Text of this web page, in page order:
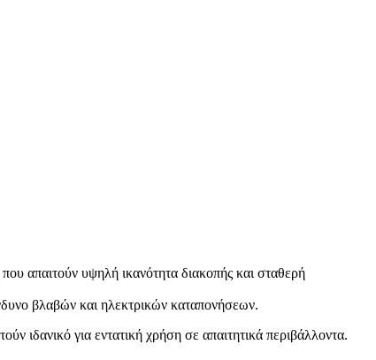
που απαιτούν υψηλή ικανότητα διακοπής και σταθερή
βλαβών και ηλεκτρικών καταπονήσεων.
ιδανικό για εντατική χρήση σε απαιτητικά περιβάλλοντα.